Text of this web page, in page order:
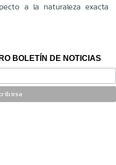
a la naturaleza exacta
BOLETÍN DE NOTICIAS